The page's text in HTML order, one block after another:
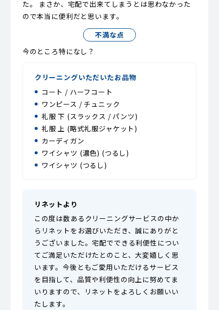
た。 まさか、宅配で出来てしまうとは思わなかった
ので本当に便利だと思います。
不満な点
今のところ特になし？
クリーニングいただいたお品物
コート / ハーフコート
ワンピース / チュニック
礼服 下 (スラックス / パンツ)
礼服 上 (略式礼服ジャケット)
カーディガン
ワイシャツ (濃色) (つるし)
ワイシャツ (つるし)
リネットより
この度は数あるクリーニングサービスの中か
らリネットをお選びいただき、誠にありがと
うございました。宅配でできる利便性につい
てご満足いただけたとのこと、大変嬉しく思
います。今後ともご愛用いただけるサービス
を目指して、品質や利便性の向上に努めてま
いりますので、リネットをよろしくお願いい
たします。